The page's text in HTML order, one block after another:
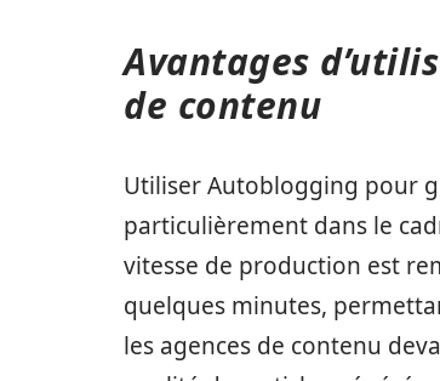
Avantages
de contenu
Utiliser Autoblogging pour
particulièrement dans le
vitesse de production est
quelques minutes,
les agences de contenu